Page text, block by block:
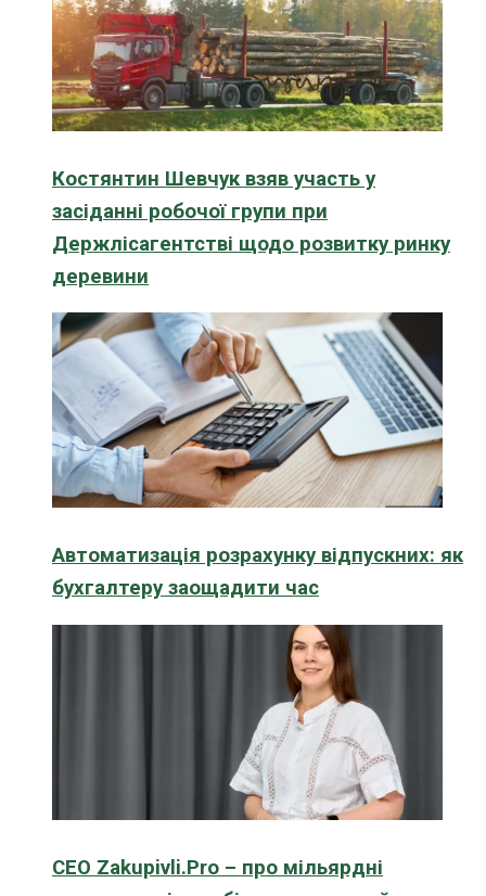
Костянтин Шевчук взяв участь у
засіданні робочої групи при
Держлісагентстві щодо розвитку ринку
деревини
Автоматизація розрахунку відпускних: як
бухгалтеру заощадити час
CEO Zakupivli.Pro – про мільярдні